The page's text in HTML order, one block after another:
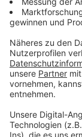
und den Inhalt
Rechte an
Programm der
4.) Beim „Ars
kann exakt bis
MEZ (laut